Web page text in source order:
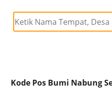
Kode Pos Bumi Nabung